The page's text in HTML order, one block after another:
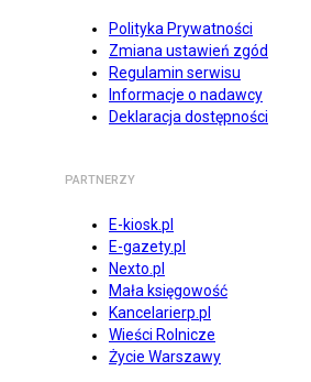
Polityka Prywatności
Zmiana ustawień zgód
Regulamin serwisu
Informacje o nadawcy
Deklaracja dostępności
PARTNERZY
E-kiosk.pl
E-gazety.pl
Nexto.pl
Mała księgowość
Kancelarierp.pl
Wieści Rolnicze
Życie Warszawy